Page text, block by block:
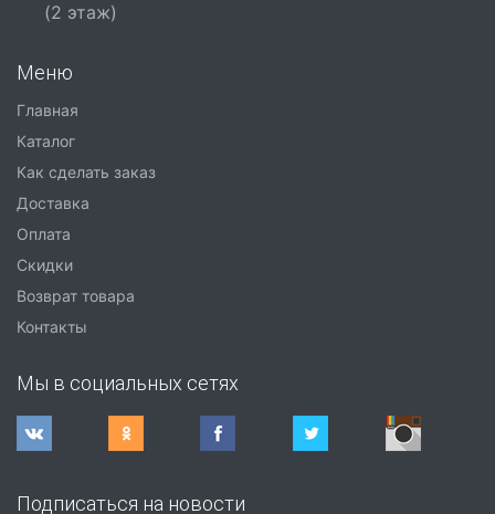
(2 этаж)
Меню
Главная
Каталог
Как сделать заказ
Доставка
Оплата
Скидки
Возврат товара
Контакты
Мы в социальных сетях
Подписаться на новости